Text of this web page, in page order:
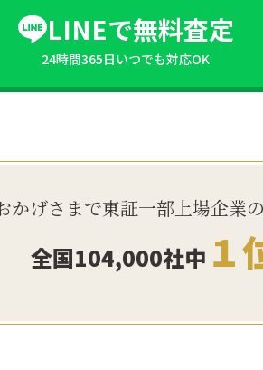
LINEで無料査定
24時間365日いつでも対応OK
かげさまで東証一部上場企業
全国104,000社中 １